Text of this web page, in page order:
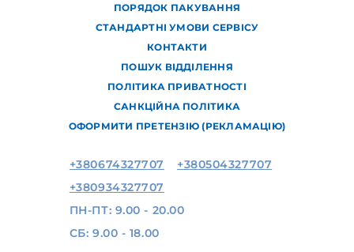
ПОРЯДОК ПАКУВАННЯ
СТАНДАРТНІ УМОВИ СЕРВІСУ
КОНТАКТИ
ПОШУК ВІДДІЛЕННЯ
ПОЛІТИКА ПРИВАТНОСТІ
САНКЦІЙНА ПОЛІТИКА
ОФОРМИТИ ПРЕТЕНЗІЮ (РЕКЛАМАЦІЮ)
+380674327707
+380504327707
+380934327707
ПН-ПТ: 9.00 - 20.00
СБ: 9.00 - 18.00